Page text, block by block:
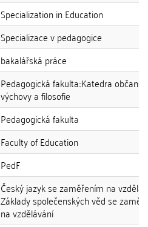
Specialization in Education
Specializace v pedagogice
bakalářská práce
Pedagogická fakulta::Katedra
výchovy a filosofie
Pedagogická fakulta
Faculty of Education
PedF
Český jazyk se zaměřením na
Základy společenských věd se
na vzdělávání